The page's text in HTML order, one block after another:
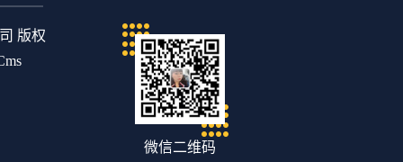
版权
微信二维码